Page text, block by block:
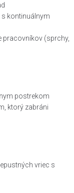
s kontinuálnym
pracovníkov (sprchy,
postrekom
ktorý zabráni
vriec s